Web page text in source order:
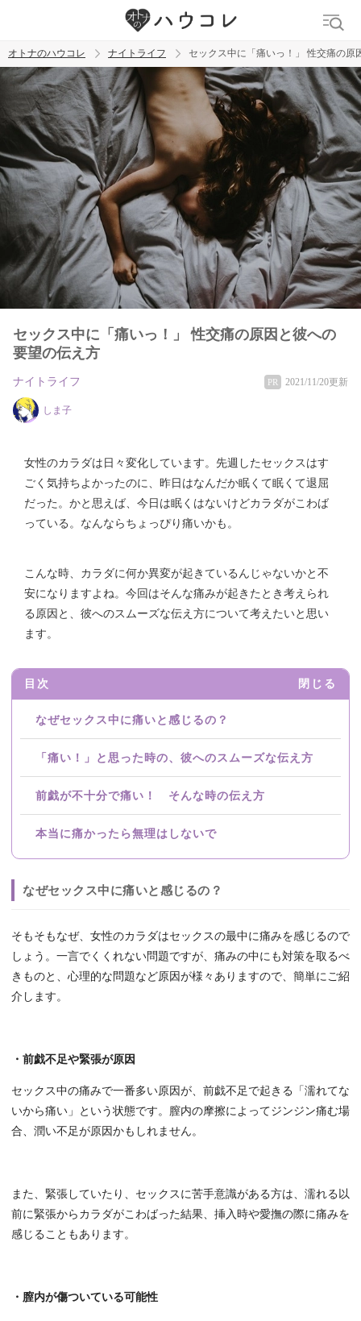
トレンド ワード
ラブグッズ 乳首 吸うやつ
オトナのハウコレ ナイトライフ セックス中に「痛いっ！」 性交痛の原
セックス中に「痛いっ！」 性交痛の原因と彼への
要望の伝え方
ナイトライフ PR 2021/11/20更新
しま子
女性のカラダは日々変化しています。先週したセックスはす
ごく気持ちよかったのに、昨日はなんだか眠くて眠くて退屈
だった。かと思えば、今日は眠くはないけどカラダがこわば
っている。なんならちょっぴり痛いかも。
こんな時、カラダに何か異変が起きているんじゃないかと不
安になりますよね。今回はそんな痛みが起きたとき考えられ
る原因と、彼へのスムーズな伝え方について考えたいと思い
ます。
目次 閉じる
なぜセックス中に痛いと感じるの？
「痛い！」と思った時の、彼へのスムーズな伝え方
前戯が不十分で痛い！ そんな時の伝え方
本当に痛かったら無理はしないで
なぜセックス中に痛いと感じるの？
そもそもなぜ、女性のカラダはセックスの最中に痛みを感じるので
しょう。一言でくくれない問題ですが、痛みの中にも対策を取るべ
きものと、心理的な問題など原因が様々ありますので、簡単にご紹
介します。
・前戯不足や緊張が原因
セックス中の痛みで一番多い原因が、前戯不足で起きる「濡れてな
いから痛い」という状態です。膣内の摩擦によってジンジン痛む場
合、潤い不足が原因かもしれません。
また、緊張していたり、セックスに苦手意識がある方は、濡れる以
前に緊張からカラダがこわばった結果、挿入時や愛撫の際に痛みを
感じることもあります。
・膣内が傷ついている可能性